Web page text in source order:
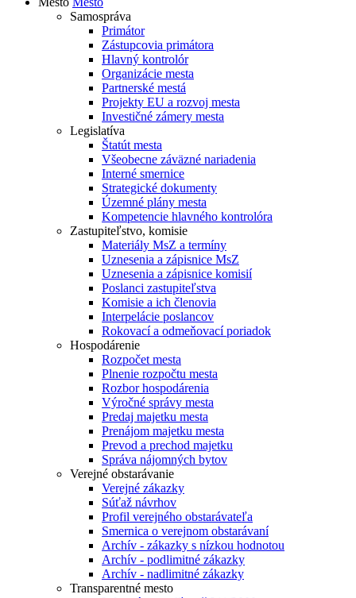
Samospráva
Primátor
Zástupcovia primátora
Hlavný kontrolór
Organizácie mesta
Partnerské mestá
Projekty EU a rozvoj mesta
Investičné zámery mesta
Legislatíva
Štatút mesta
Všeobecne záväzné nariadenia
Interné smernice
Strategické dokumenty
Územné plány mesta
Kompetencie hlavného kontrolóra
Zastupiteľstvo, komisie
Materiály MsZ a termíny
Uznesenia a zápisnice MsZ
Uznesenia a zápisnice komisií
Poslanci zastupiteľstva
Komisie a ich členovia
Interpelácie poslancov
Rokovací a odmeňovací poriadok
Hospodárenie
Rozpočet mesta
Plnenie rozpočtu mesta
Rozbor hospodárenia
Výročné správy mesta
Predaj majetku mesta
Prenájom majetku mesta
Prevod a prechod majetku
Správa nájomných bytov
Verejné obstarávanie
Verejné zákazky
Súťaž návrhov
Profil verejného obstarávateľa
Smernica o verejnom obstarávaní
Archív - zákazky s nízkou hodnotou
Archív - podlimitné zákazky
Archív - nadlimitné zákazky
Transparentné mesto